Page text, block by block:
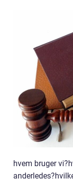
hvem bruger